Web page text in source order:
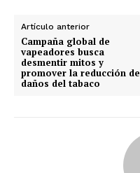
Artículo anterior
Campaña global de
vapeadores busca
desmentir mitos y
promover la reducción de
daños del tabaco